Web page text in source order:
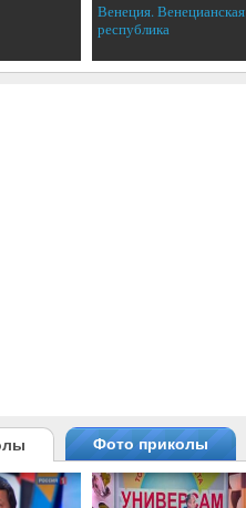
Венеция. Венецианская
республика
Фото приколы